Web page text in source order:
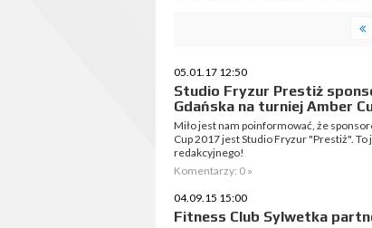
05.01.17 12:50
Studio Fryzur Prestiż
Gdańska na turniej Amber
Miło jest nam poinformować, że
Cup 2017 jest Studio Fryzur "Prestiż".
redakcyjnego!
Komentarzy: 0 »
04.09.15 15:00
Fitness Club Sylwetka